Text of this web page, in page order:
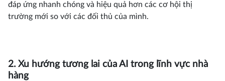
đáp ứng nhanh chóng và hiệu quả hơn các cơ hội thị
trường mới so với các đối thủ của mình.
2. Xu hướng tương lai của AI trong lĩnh vực nhà
hàng